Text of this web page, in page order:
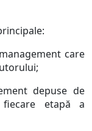
care
depuse de
etapă a